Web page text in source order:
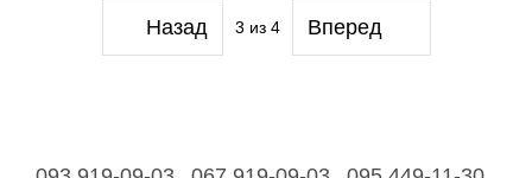
Назад 3 из 4 Вперед